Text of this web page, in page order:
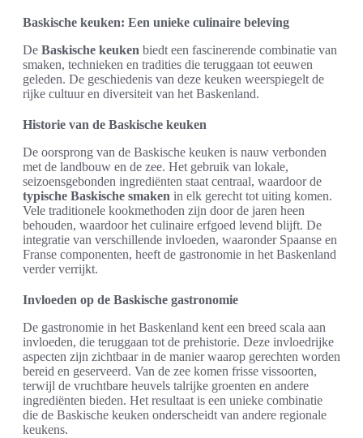
Baskische keuken: Een unieke culinaire beleving
De Baskische keuken biedt een fascinerende combinatie van
smaken, technieken en tradities die teruggaan tot eeuwen
geleden. De geschiedenis van deze keuken weerspiegelt de
rijke cultuur en diversiteit van het Baskenland.
Historie van de Baskische keuken
De oorsprong van de Baskische keuken is nauw verbonden
met de landbouw en de zee. Het gebruik van lokale,
seizoensgebonden ingrediënten staat centraal, waardoor de
typische Baskische smaken in elk gerecht tot uiting komen.
Vele traditionele kookmethoden zijn door de jaren heen
behouden, waardoor het culinaire erfgoed levend blijft. De
integratie van verschillende invloeden, waaronder Spaanse en
Franse componenten, heeft de gastronomie in het Baskenland
verder verrijkt.
Invloeden op de Baskische gastronomie
De gastronomie in het Baskenland kent een breed scala aan
invloeden, die teruggaan tot de prehistorie. Deze invloedrijke
aspecten zijn zichtbaar in de manier waarop gerechten worden
bereid en geserveerd. Van de zee komen frisse vissoorten,
terwijl de vruchtbare heuvels talrijke groenten en andere
ingrediënten bieden. Het resultaat is een unieke combinatie
die de Baskische keuken onderscheidt van andere regionale
keukens.